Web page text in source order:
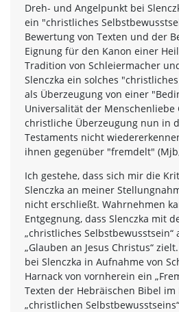
Dreh- und Angelpunkt bei
ein "christliches
Bewertung von Texten und der
Eignung für den Kanon einer
Tradition von Schleiermacher
Slenczka ein solches
als Überzeugung von einer
Universalität der Menschenliebe
christliche Überzeugung nun in
Testaments nicht
ihnen gegenüber "fremdelt"
Ich gestehe, dass sich mir die
Slenczka an meiner
nicht erschließt. Wahrnehmen
Entgegnung, dass Slenczka mit
„christliches
„Glauben an Jesus Christus“
bei Slenczka in Aufnahme von
Harnack von vornherein ein
Texten der Hebräischen Bibel
„christlichen